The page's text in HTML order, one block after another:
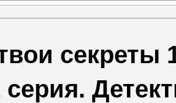
секреты
серия.